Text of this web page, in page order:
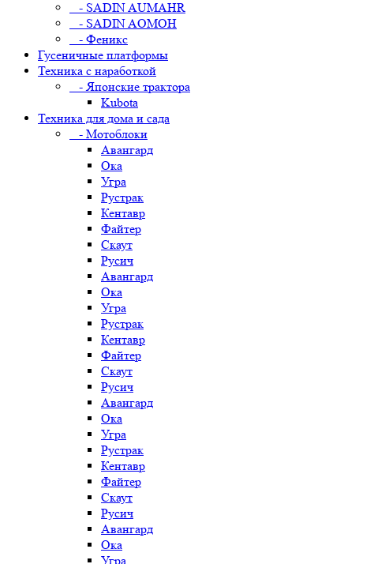
- SADIN AUMAHR
- SADIN AOMOH
- Феникс
Гусеничные платформы
Техника с наработкой
- Японские трактора
Kubota
Техника для дома и сада
- Мотоблоки
Авангард
Ока
Угра
Рустрак
Кентавр
Файтер
Скаут
Русич
Авангард
Ока
Угра
Рустрак
Кентавр
Файтер
Скаут
Русич
Авангард
Ока
Угра
Рустрак
Кентавр
Файтер
Скаут
Русич
Авангард
Ока
Угра